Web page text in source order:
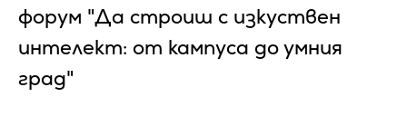
форум "Да строиш с изкуствен
интелект: от кампуса до умния
град"